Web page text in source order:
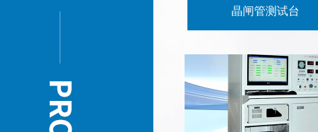
晶闸管测试台